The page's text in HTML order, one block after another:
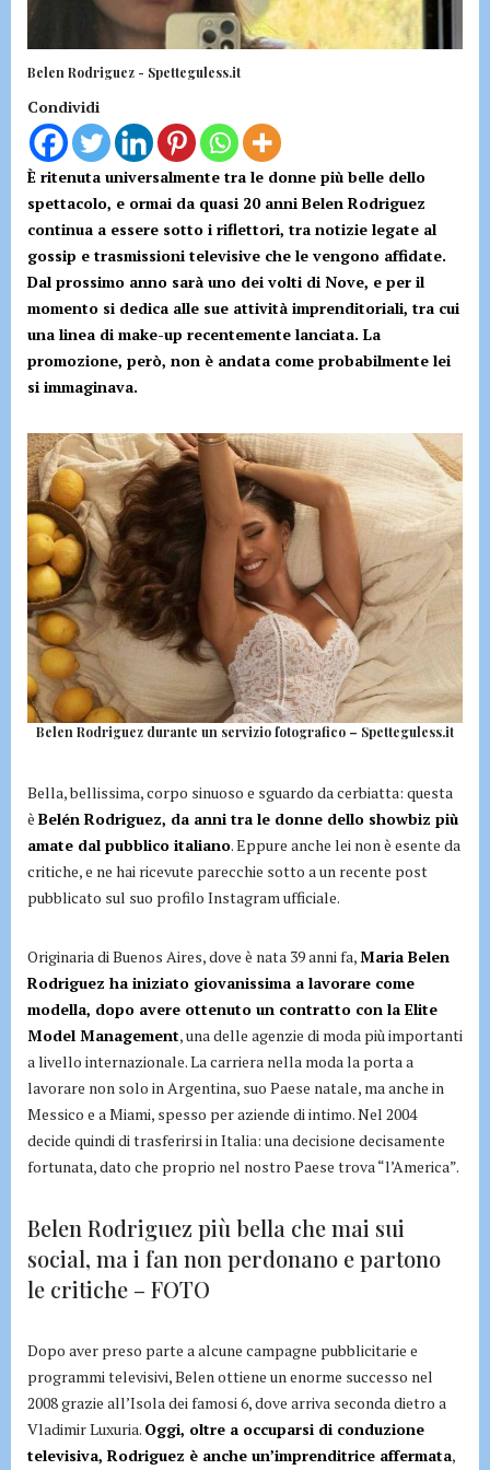
Belen Rodriguez - Spetteguless.it
Condividi
È ritenuta universalmente tra le donne più belle dello
spettacolo, e ormai da quasi 20 anni Belen Rodriguez
continua a essere sotto i riflettori, tra notizie legate al
gossip e trasmissioni televisive che le vengono affidate.
Dal prossimo anno sarà uno dei volti di Nove, e per il
momento si dedica alle sue attività imprenditoriali, tra cui
una linea di make-up recentemente lanciata. La
promozione, però, non è andata come probabilmente lei
si immaginava.
Belen Rodriguez durante un servizio fotografico – Spetteguless.it
Bella, bellissima, corpo sinuoso e sguardo da cerbiatta: questa
è Belén Rodriguez, da anni tra le donne dello showbiz più
amate dal pubblico italiano. Eppure anche lei non è esente da
critiche, e ne hai ricevute parecchie sotto a un recente post
pubblicato sul suo profilo Instagram ufficiale.
Originaria di Buenos Aires, dove è nata 39 anni fa,Maria Belen
Rodriguez ha iniziato giovanissima a lavorare come
modella, dopo avere ottenuto un contratto con la Elite
Model Management, una delle agenzie di moda più importanti
a livello internazionale. La carriera nella moda la porta a
lavorare non solo in Argentina, suo Paese natale, ma anche in
Messico e a Miami, spesso per aziende di intimo. Nel 2004
decide quindi di trasferirsi in Italia: una decisione decisamente
fortunata, dato che proprio nel nostro Paese trova “l’America”.
Belen Rodriguez più bella che mai sui
social, ma i fan non perdonano e partono
le critiche – FOTO
Dopo aver preso parte a alcune campagne pubblicitarie e
programmi televisivi, Belen ottiene un enorme successo nel
2008 grazie all’Isola dei famosi 6, dove arriva seconda dietro a
Vladimir Luxuria. Oggi, oltre a occuparsi di conduzione
televisiva, Rodriguez è anche un’imprenditrice affermata,